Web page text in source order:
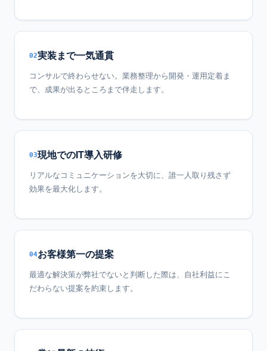
02実装まで一気通貫
コンサルで終わらせない。業務整理から開発・運用定着ま
で、成果が出るところまで伴走します。
03現地でのIT導入研修
リアルなコミュニケーションを大切に、誰一人取り残さず
効果を最大化します。
04お客様第一の提案
最適な解決策が弊社でないと判断した際は、自社利益にこ
だわらない提案を約束します。